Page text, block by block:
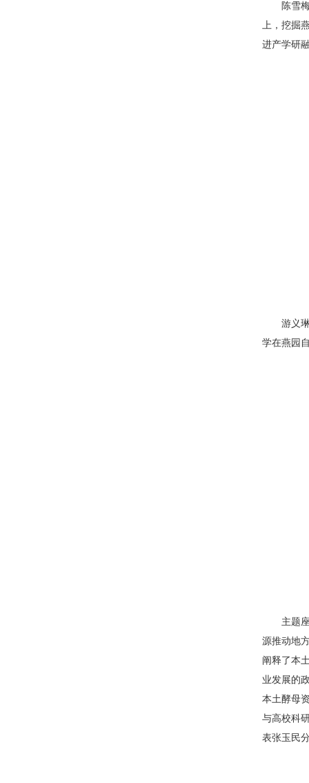
陈雪
上，挖掘
进产学研
游义
学在燕园
主题
源推动地
阐释了本
业发展的
本土酵母
与高校科
表张玉民